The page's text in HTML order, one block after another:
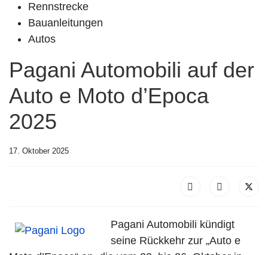
Rennstrecke
Bauanleitungen
Autos
Pagani Automobili auf der
Auto e Moto d’Epoca
2025
17. Oktober 2025
Pagani Automobili kündigt
seine Rückkehr zur „Auto e